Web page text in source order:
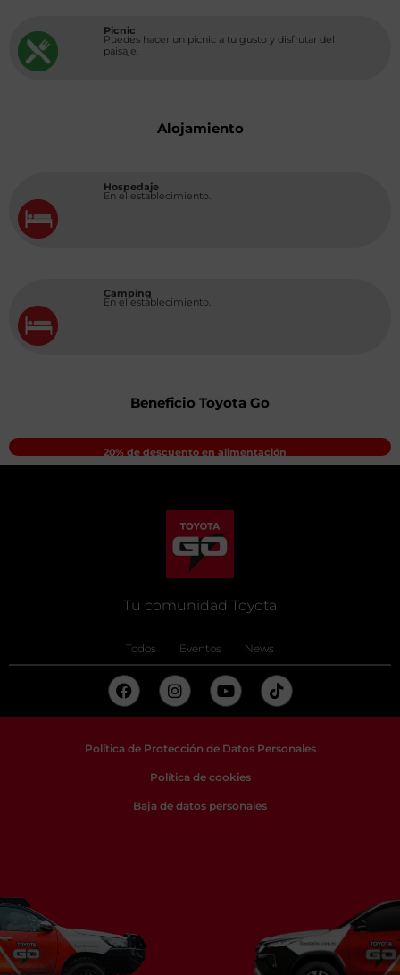
Picnic
Puedes hacer un picnic a tu gusto y disfrutar del
paisaje.
Alojamiento
Hospedaje
En el establecimiento.
Camping
En el establecimiento.
Beneficio Toyota Go
20% de descuento en alimentación
Tu comunidad Toyota
Todos Eventos News
Política de Protección de Datos Personales
Política de cookies
Baja de datos personales